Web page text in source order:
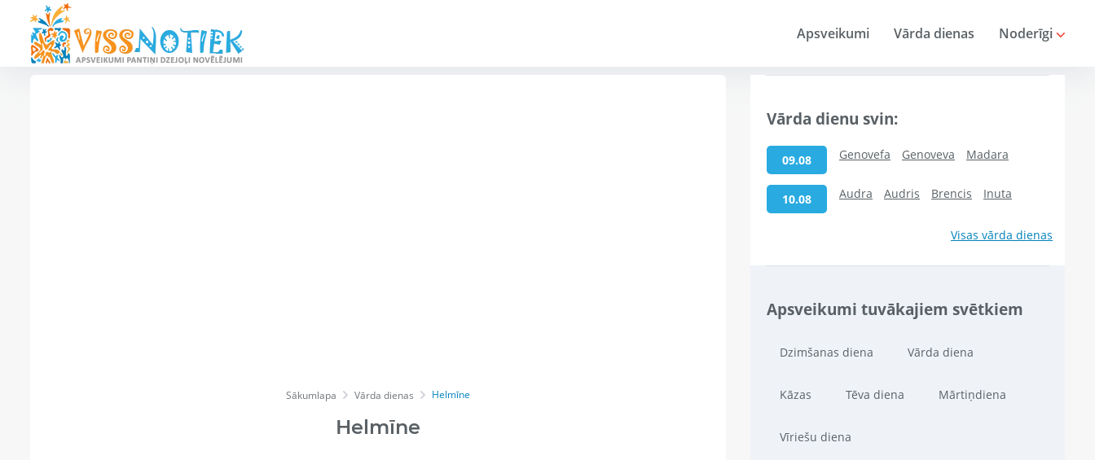
Apsveikumi Vārda dienas Noderīgi
Sākumlapa Vārda dienas Helmīne
Helmīne
Vārda dienu svin:
09.08 Genovefa Genoveva Madara
10.08 Audra Audris Brencis Inuta
Visas vārda dienas
Apsveikumi tuvākajiem svētkiem
Dzimšanas diena Vārda diena
Kāzas Tēva diena Mārtiņdiena
Vīriešu diena